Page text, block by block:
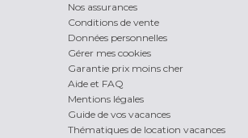
Nos assurances
Conditions de vente
Données personnelles
Gérer mes cookies
Garantie prix moins cher
Aide et FAQ
Mentions légales
Guide de vos vacances
Thématiques de location vacances